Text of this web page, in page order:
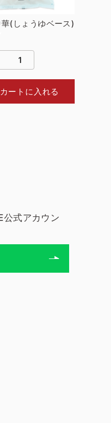
(しょうゆベース)
カートに入れる
公式アカウン